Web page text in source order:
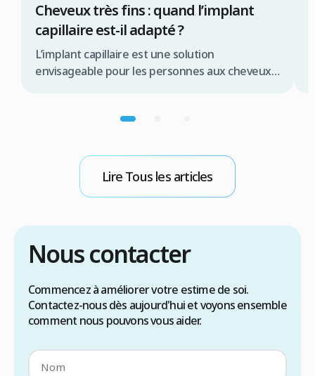
Cheveux très fins : quand l’implant
capillaire est-il adapté ?
L’implant capillaire est une solution
envisageable pour les personnes aux cheveux
clés. Plutôt qu’un obstacle définitif, la finesse
doit intégrer dans la stratégie chirurgicale pour
garantir un résultat naturel et esthétique.
Résumé rapide L’implant capillaire est […]
Lire Tous les articles
Nous contacter
Commencez à améliorer votre estime de soi.
Contactez-nous dès aujourd'hui et voyons ensemble
comment nous pouvons vous aider.